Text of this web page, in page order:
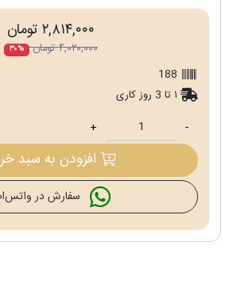
۲,۸۱۴,۰۰۰ تومان
۴,۰۲۰,۰۰۰ تومان ۳۰%
188
۱ تا 3 روز کاری
-
+
افزودن به سبد
سفارش در